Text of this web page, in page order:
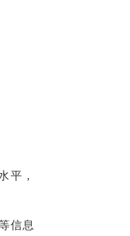
平，
信息